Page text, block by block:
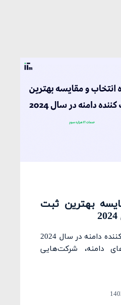
بهترین ثبت
آیا به دنبال بهترین ثبت کننده دامنه در سال 2024
دامنه، شرکت‌هایی